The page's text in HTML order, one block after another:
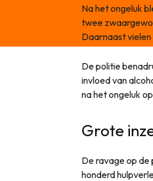
Na het ongeluk
twee
Daarnaast
De politie
invloed van
na het ongeluk
Grote
De ravage op de
honderd